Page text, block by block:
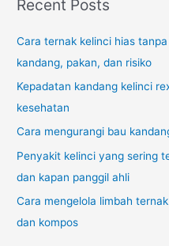
h
f
o
r
:
Recent Posts
Cara ternak kelinci hias
kandang, pakan, dan risiko
Kepadatan kandang kelinci
kesehatan
Cara mengurangi bau
Penyakit kelinci yang sering
dan kapan panggil ahli
Cara mengelola limbah
dan kompos